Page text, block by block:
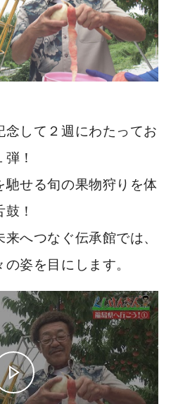
して２週にわたってお
！
馳せる旬の果物狩りを体
！
へつなぐ伝承館では、
姿を目にします。